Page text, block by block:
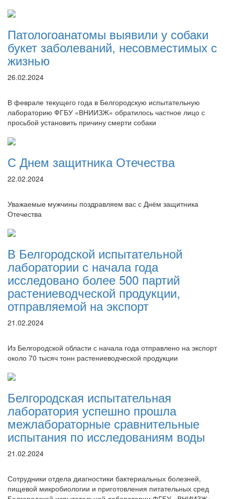
Патологоанатомы выявили у собаки
букет заболеваний, несовместимых с
жизнью
26.02.2024
В феврале текущего года в Белгородскую испытательную
лабораторию ФГБУ «ВНИИЗЖ» обратилось частное лицо с
просьбой установить причину смерти собаки
С Днем защитника Отечества
22.02.2024
Уважаемые мужчины поздравляем вас с Днём защитника
Отечества
В Белгородской испытательной
лаборатории с начала года
исследовано более 500 партий
растениеводческой продукции,
отправляемой на экспорт
21.02.2024
Из Белгородской области с начала года отправлено на экспорт
около 70 тысяч тонн растениеводческой продукции
Белгородская испытательная
лаборатория успешно прошла
межлабораторные сравнительные
испытания по исследованиям воды
21.02.2024
Сотрудники отдела диагностики бактериальных болезней,
пищевой микробиологии и приготовления питательных сред